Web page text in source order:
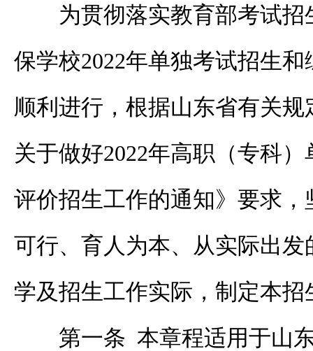
为贯彻落实教育部考试
保学校2022年单独考试招生
顺利进行，根据山东省有关
关于做好2022年高职（专科）
评价招生工作的通知》要求
可行、育人为本、从实际出
学及招生工作实际，制定本招
第一条 本章程适用于山